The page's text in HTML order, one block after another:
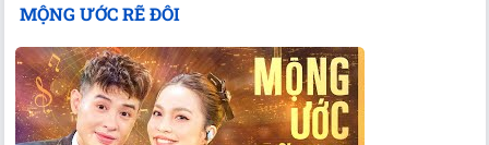
MỘNG ƯỚC RẼ ĐÔI